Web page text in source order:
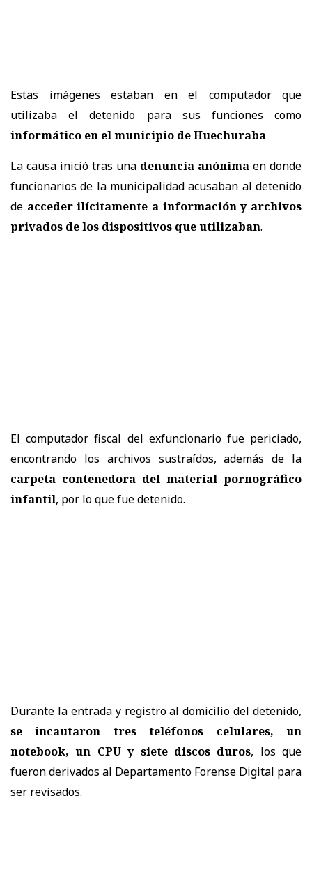
Estas imágenes estaban en el computador que
utilizaba el detenido para sus funciones como
informático en el municipio de Huechuraba
La causa inició tras una denuncia anónima en donde
funcionarios de la municipalidad acusaban al detenido
de acceder ilícitamente a información y archivos
privados de los dispositivos que utilizaban.
El computador fiscal del exfuncionario fue periciado,
encontrando los archivos sustraídos, además de la
carpeta contenedora del material pornográfico
infantil, por lo que fue detenido.
Durante la entrada y registro al domicilio del detenido,
se incautaron tres teléfonos celulares, un
notebook, un CPU y siete discos duros, los que
fueron derivados al Departamento Forense Digital para
ser revisados.